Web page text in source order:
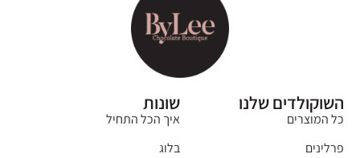
השוקולדים שלנו
כל המוצרים
פרלינים
שונות
איך הכל התחיל
בלוג